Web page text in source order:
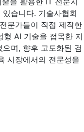
습니다. 기술사협회
문가들이 직접 제작한
형 AI 기술을 접목한 지
며, 향후 고도화된 검
시장에서의 전문성을